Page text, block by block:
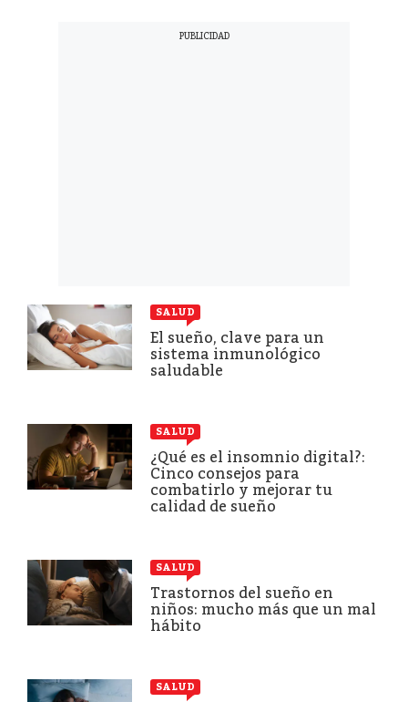
SALUD
El sueño, clave para un
sistema inmunológico
saludable
SALUD
¿Qué es el insomnio digital?:
Cinco consejos para
combatirlo y mejorar tu
calidad de sueño
SALUD
Trastornos del sueño en
niños: mucho más que un mal
hábito
SALUD